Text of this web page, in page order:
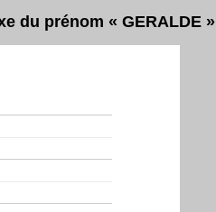
du prénom « GERALDE »